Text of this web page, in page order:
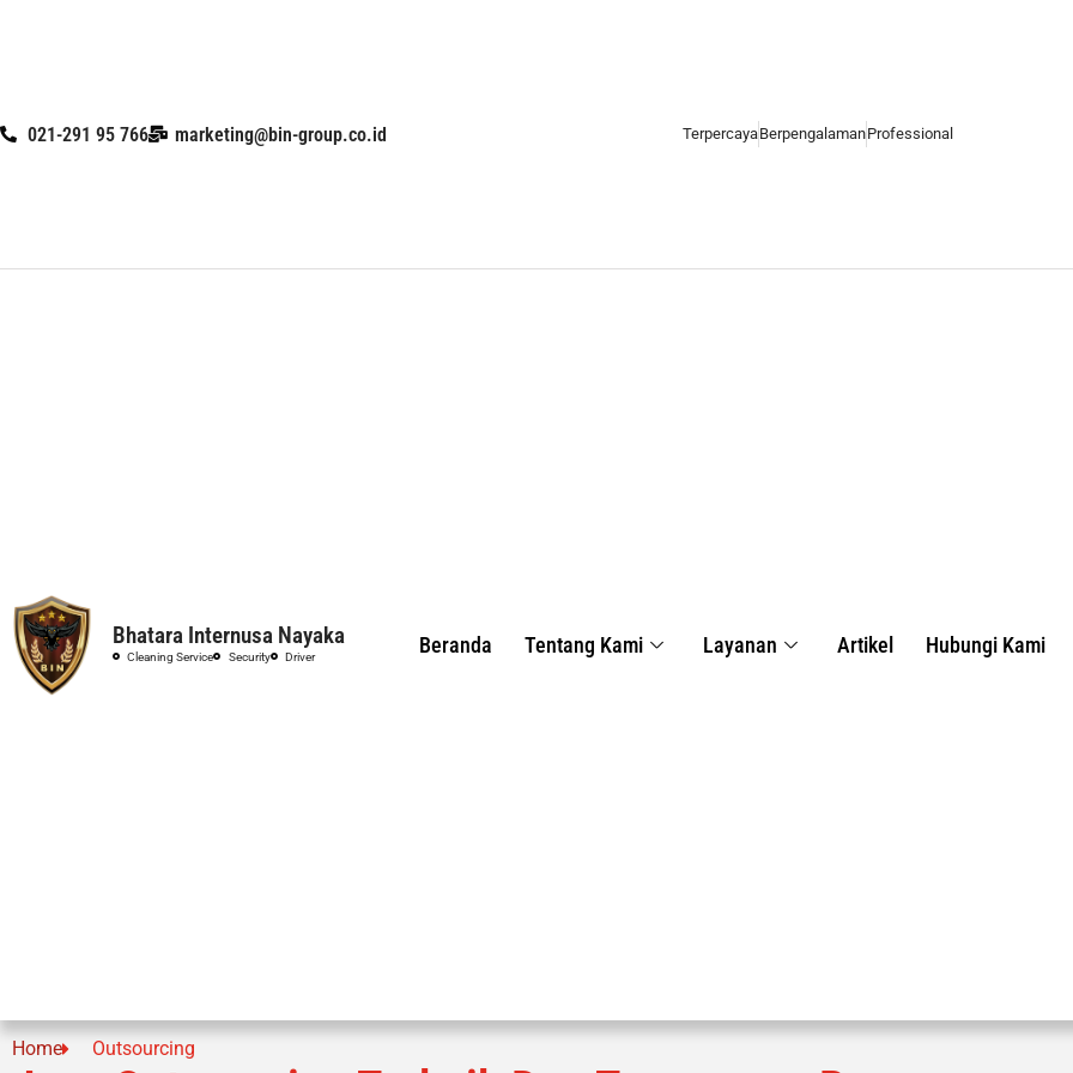
content
021-291 95 766 marketing@bin-group.co.id TerpercayaBerpengalamanProfessional
Bhatara Internusa Nayaka
Cleaning Service Security Driver Beranda Tentang Kami Layanan Artikel Hubungi Kami
Home Outsourcing